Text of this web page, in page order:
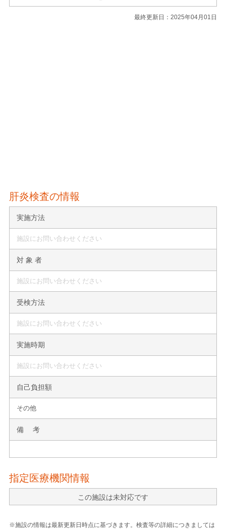
最終更新日：2025年04月01日
肝炎検査の情報
実施方法
施設にお問い合わせください
対 象 者
施設にお問い合わせください
受検方法
施設にお問い合わせください
実施時期
施設にお問い合わせください
自己負担額
その他
備 考
指定医療機関情報
この施設は未対応です
※施設の情報は最新更新日時点に基づきます。検査等の詳細につきましては